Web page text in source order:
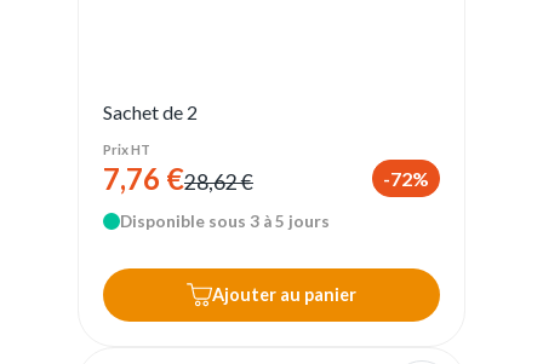
Sachet de 2
Prix HT
7,76 €28,62 € -72%
Disponible sous 3 à 5 jours
Ajouter au panier